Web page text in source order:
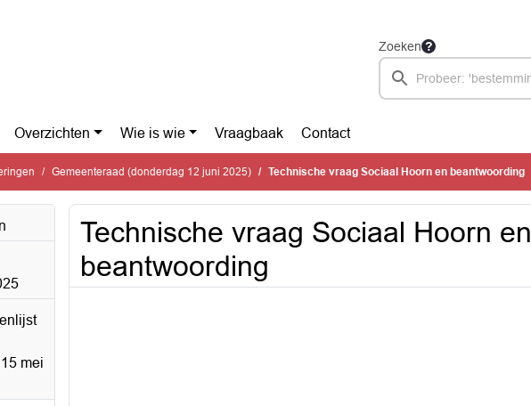
Zoeken
Overzichten Wie is wie Vraagbaak Contact
Gemeenteraad (donderdag 12 juni 2025) Technische vraag Sociaal Hoorn en beantwoording
mei
Technische vraag Sociaal Hoorn en
beantwoording